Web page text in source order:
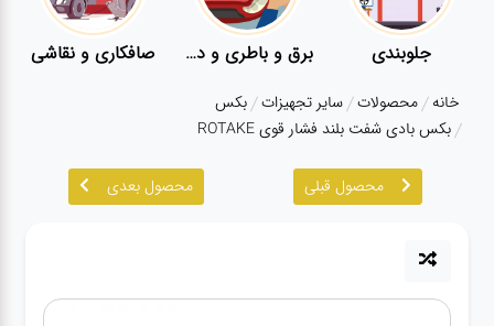
ارتباط
درباره
ما
آپاراتی
جلوبندی برق و باطری و دیاگ صافکاری و نقاشی
خانه محصولات سایر تجهیزات بکس
بکس بادی شفت بلند فشار قوی ROTAKE
محصول قبلی محصول بعدی